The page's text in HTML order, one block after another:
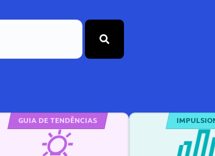
GUIA DE TENDÊNCIAS